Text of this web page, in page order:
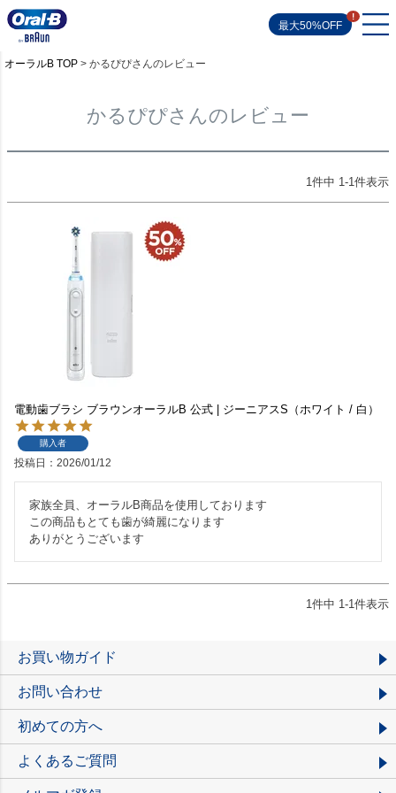
最大50%OFF
オーラルB TOP かるぴぴさんのレビュー
かるぴぴさんのレビュー
1件中 1-1件表示
電動歯ブラシ ブラウンオーラルB 公式 | ジーニアスS（ホワイト / 白）
購入者
投稿日 2026/01/12
家族全員、オーラルB商品を使用しております
この商品もとても歯が綺麗になります
ありがとうございます
1件中 1-1件表示
お買い物ガイド
お問い合わせ
初めての方へ
よくあるご質問